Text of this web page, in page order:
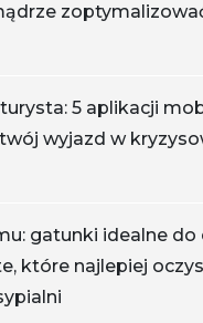
5 aplikacji
wyjazd w
gatunki idealne do
które najlepiej